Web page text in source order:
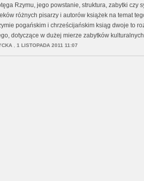
Rzymu, jego powstanie, struktura, zabytki czy
różnych pisarzy i autorów książek na temat
pogańskim i chrześcijańskim ksiąg dwoje to
dotyczące w dużej mierze zabytków
, 1 LISTOPADA 2011 11:07